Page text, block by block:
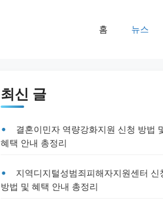
홈 뉴스
최신 글
결혼이민자 역량강화지원 신청 방법
혜택 안내 총정리
지역디지털성범죄피해자지원센터 신
방법 및 혜택 안내 총정리